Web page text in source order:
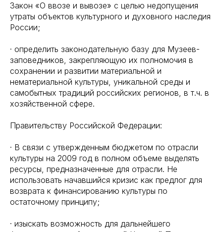
Закон «О ввозе и вывозе» с целью недопущения
утраты объектов культурного и духовного наследия
России;
· определить законодательную базу для Музеев-
заповедников, закрепляющую их полномочия в
сохранении и развитии материальной и
нематериальной культуры, уникальной среды и
самобытных традиций российских регионов, в т.ч. в
хозяйственной сфере.
Правительству Российской Федерации:
· В связи с утвержденным бюджетом по отрасли
культуры на 2009 год в полном объеме выделять
ресурсы, предназначенные для отрасли. Не
использовать начавшийся кризис как предлог для
возврата к финансированию культуры по
остаточному принципу;
· изыскать возможность для дальнейшего